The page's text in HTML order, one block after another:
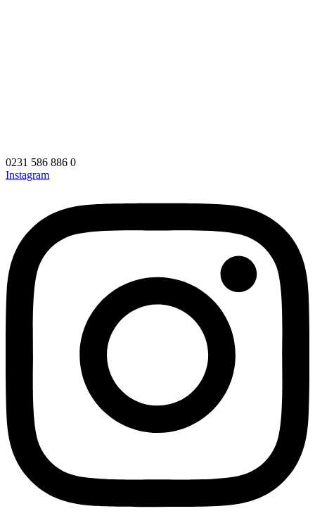
0231 586 886 0
Instagram